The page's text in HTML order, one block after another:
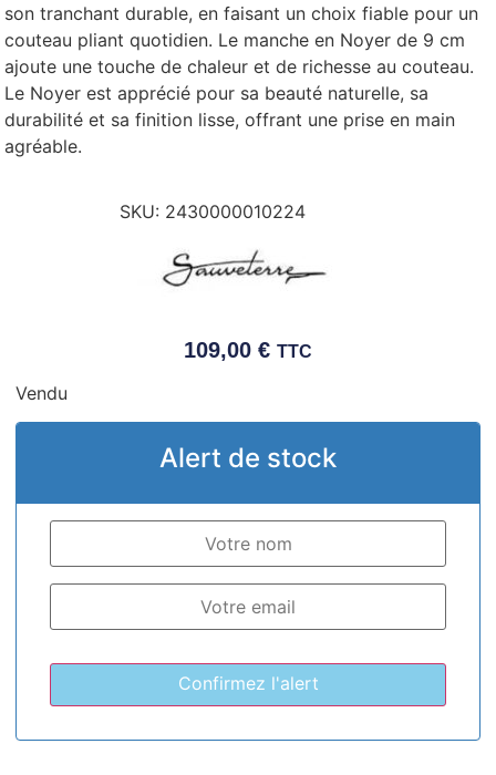
son tranchant durable, en faisant un choix fiable pour un
couteau pliant quotidien. Le manche en Noyer de 9 cm
ajoute une touche de chaleur et de richesse au couteau.
Le Noyer est apprécié pour sa beauté naturelle, sa
durabilité et sa finition lisse, offrant une prise en main
agréable.
SKU: 2430000010224
109,00 € TTC
Vendu
Alert de stock